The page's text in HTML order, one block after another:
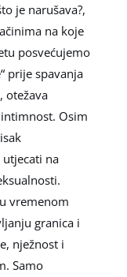
je narušava?,
na koje
posvećujemo
prije spavanja
otežava
Osim
na
vremenom
granica i
nježnost i
Samo